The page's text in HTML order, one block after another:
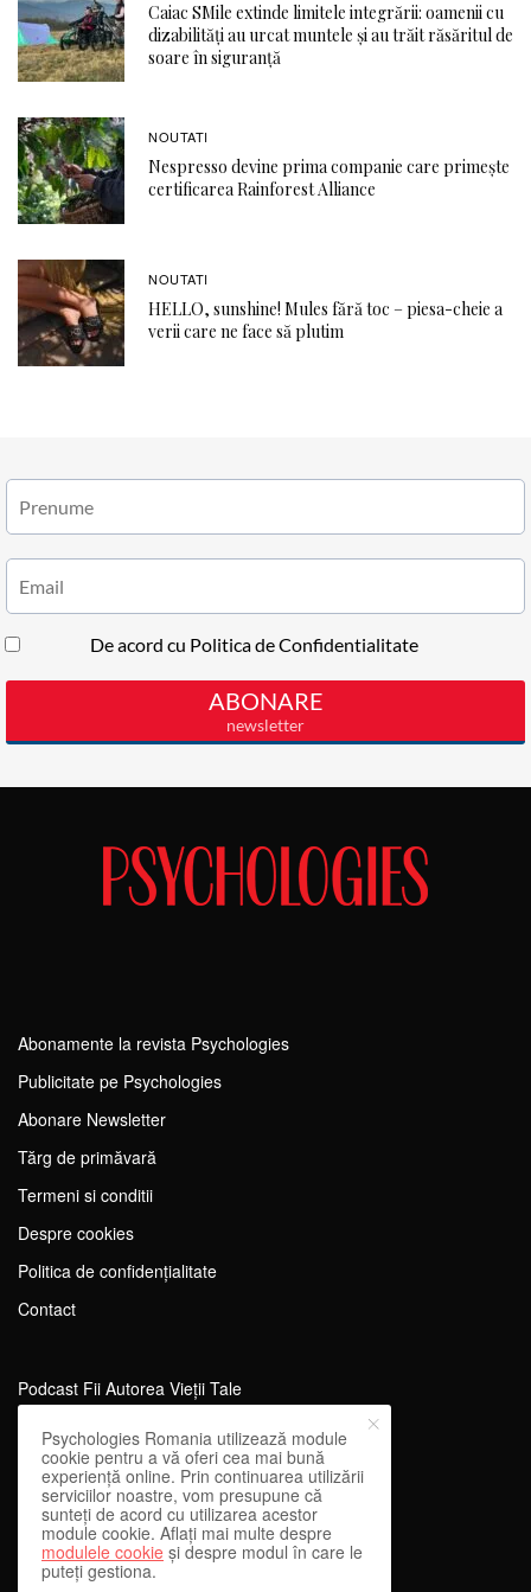
Caiac SMile extinde limitele integrării: oamenii cu
dizabilități au urcat muntele și au trăit răsăritul de
soare în siguranță
NOUTATI
Nespresso devine prima companie care primește
certificarea Rainforest Alliance
NOUTATI
HELLO, sunshine! Mules fără toc – piesa-cheie a
verii care ne face să plutim
Abonamente la revista Psychologies
Publicitate pe Psychologies
Abonare Newsletter
Tărg de primăvară
Termeni si conditii
Despre cookies
Politica de confidențialitate
Contact
Podcast Fii Autorea Vieții Tale
Evenimente Fii Autoarea Vieții Tale!
SportEdu
Antrenament Mental pentru Sportivi
Learning Network
WEnough
Psychologies Romania utilizează module
cookie pentru a vă oferi cea mai bună
experiență online. Prin continuarea utilizării
serviciilor noastre, vom presupune că
sunteți de acord cu utilizarea acestor
module cookie. Aflați mai multe despre
modulele cookie și despre modul în care le
puteți gestiona.